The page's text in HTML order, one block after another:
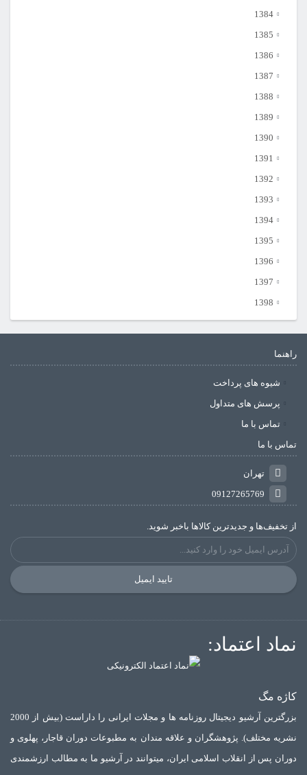
1384
1385
1386
1387
1388
1389
1390
1391
1392
1393
1394
1395
1396
1397
1398
راهنما
شیوه های پرداخت
پرسش های متداول
تماس با ما
تماس با ما
تهران
09127265769
از تخفیف‌ها و جدیدترین‌ کالاها باخبر شوید.
تایید ایمیل
نماد اعتماد:
کاژه مگ
بزرگترین آرشیو دیجیتال روزنامه ها و مجلات ایرانی را داراست (بیش از 2000
نشریه مختلف). پژوهشگران و علاقه مندان به مطبوعات دوران قاجار، پهلوی و
دوران پس از انقلاب اسلامی ایران، میتوانند در آرشیو ما به مطالب ارزشمندی